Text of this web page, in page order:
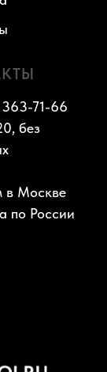
71-66
без
в Москве
по России